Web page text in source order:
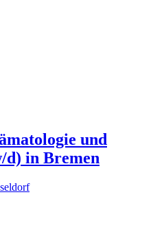
und
d) in Bremen